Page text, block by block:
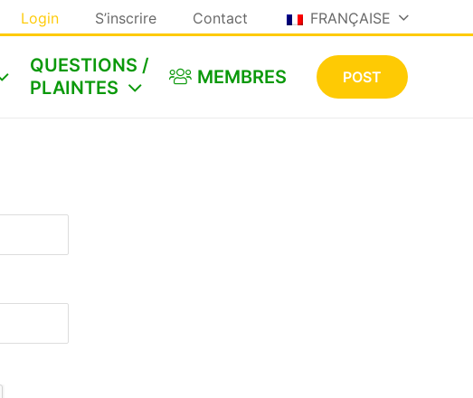
Login S’inscrire Contact FRANÇAISE
QUESTIONS /
PLAINTES
MEMBRES POST